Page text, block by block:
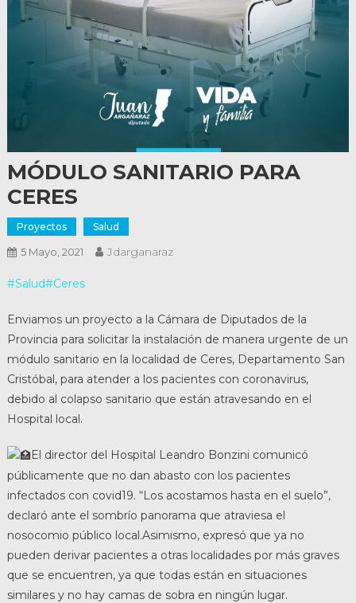
MÓDULO SANITARIO PARA
CERES
Proyectos Salud
5 Mayo, 2021 Jdarganaraz
#Salud#Ceres
Enviamos un proyecto a la Cámara de Diputados de la
Provincia para solicitar la instalación de manera urgente de un
módulo sanitario en la localidad de Ceres, Departamento San
Cristóbal, para atender a los pacientes con coronavirus,
debido al colapso sanitario que están atravesando en el
Hospital local.
El director del Hospital Leandro Bonzini comunicó
públicamente que no dan abasto con los pacientes
infectados con covid19. “Los acostamos hasta en el suelo”,
declaró ante el sombrío panorama que atraviesa el
nosocomio público local.Asimismo, expresó que ya no
pueden derivar pacientes a otras localidades por más graves
que se encuentren, ya que todas están en situaciones
similares y no hay camas de sobra en ningún lugar.